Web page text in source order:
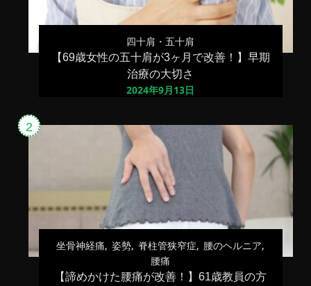
四十肩・五十肩
【69歳女性の五十肩が3ヶ月で改善！】早期
治療の大切さ
2024年9月13日
坐骨神経痛 姿勢 脊柱管狭窄症
腰のヘルニア
腰痛
【諦めかけた腰痛が改善！】61歳教員の方